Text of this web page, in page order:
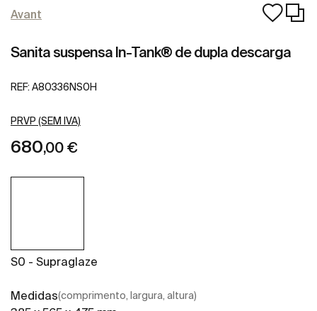
Avant
Sanita suspensa In-Tank® de dupla descarga
REF: A80336NS0H
PRVP (SEM IVA)
680,00 €
S0 - Supraglaze
Medidas(comprimento, largura, altura)